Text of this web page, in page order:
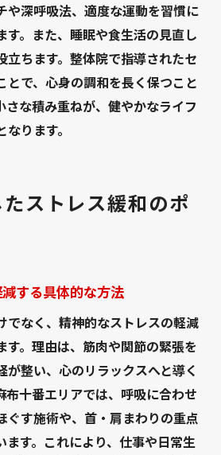
や深呼吸法、適度な運動を習慣に
す。また、睡眠や食生活の見直し
立ちます。整体院で指導されたセ
とで、心身の調和を長く保つこと
さな積み重ねが、健やかなライフ
ります。
ストレス緩和のポ
する具体的な方法
でなく、精神的なストレスの軽減
す。理由は、筋肉や関節の緊張を
が整い、心のリラックスへと導く
布十番エリアでは、呼吸に合わせ
ぐす施術や、首・肩まわりの重点
ます。これにより、仕事や日常生